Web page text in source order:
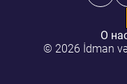
О
© 2026 İdman